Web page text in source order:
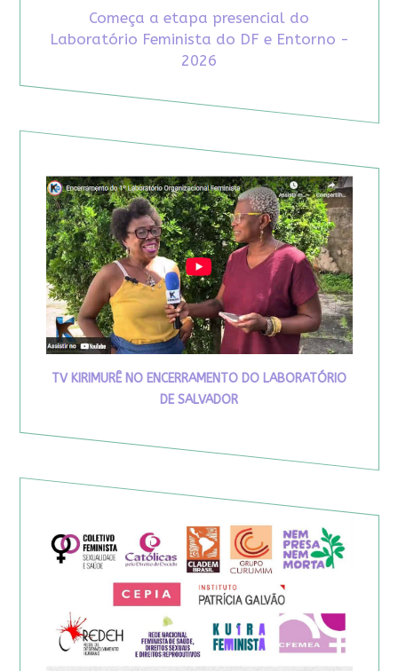
Começa a etapa presencial do
Laboratório Feminista do DF e Entorno -
2026
TV KIRIMURÊ NO ENCERRAMENTO DO LABORATÓRIO
DE SALVADOR